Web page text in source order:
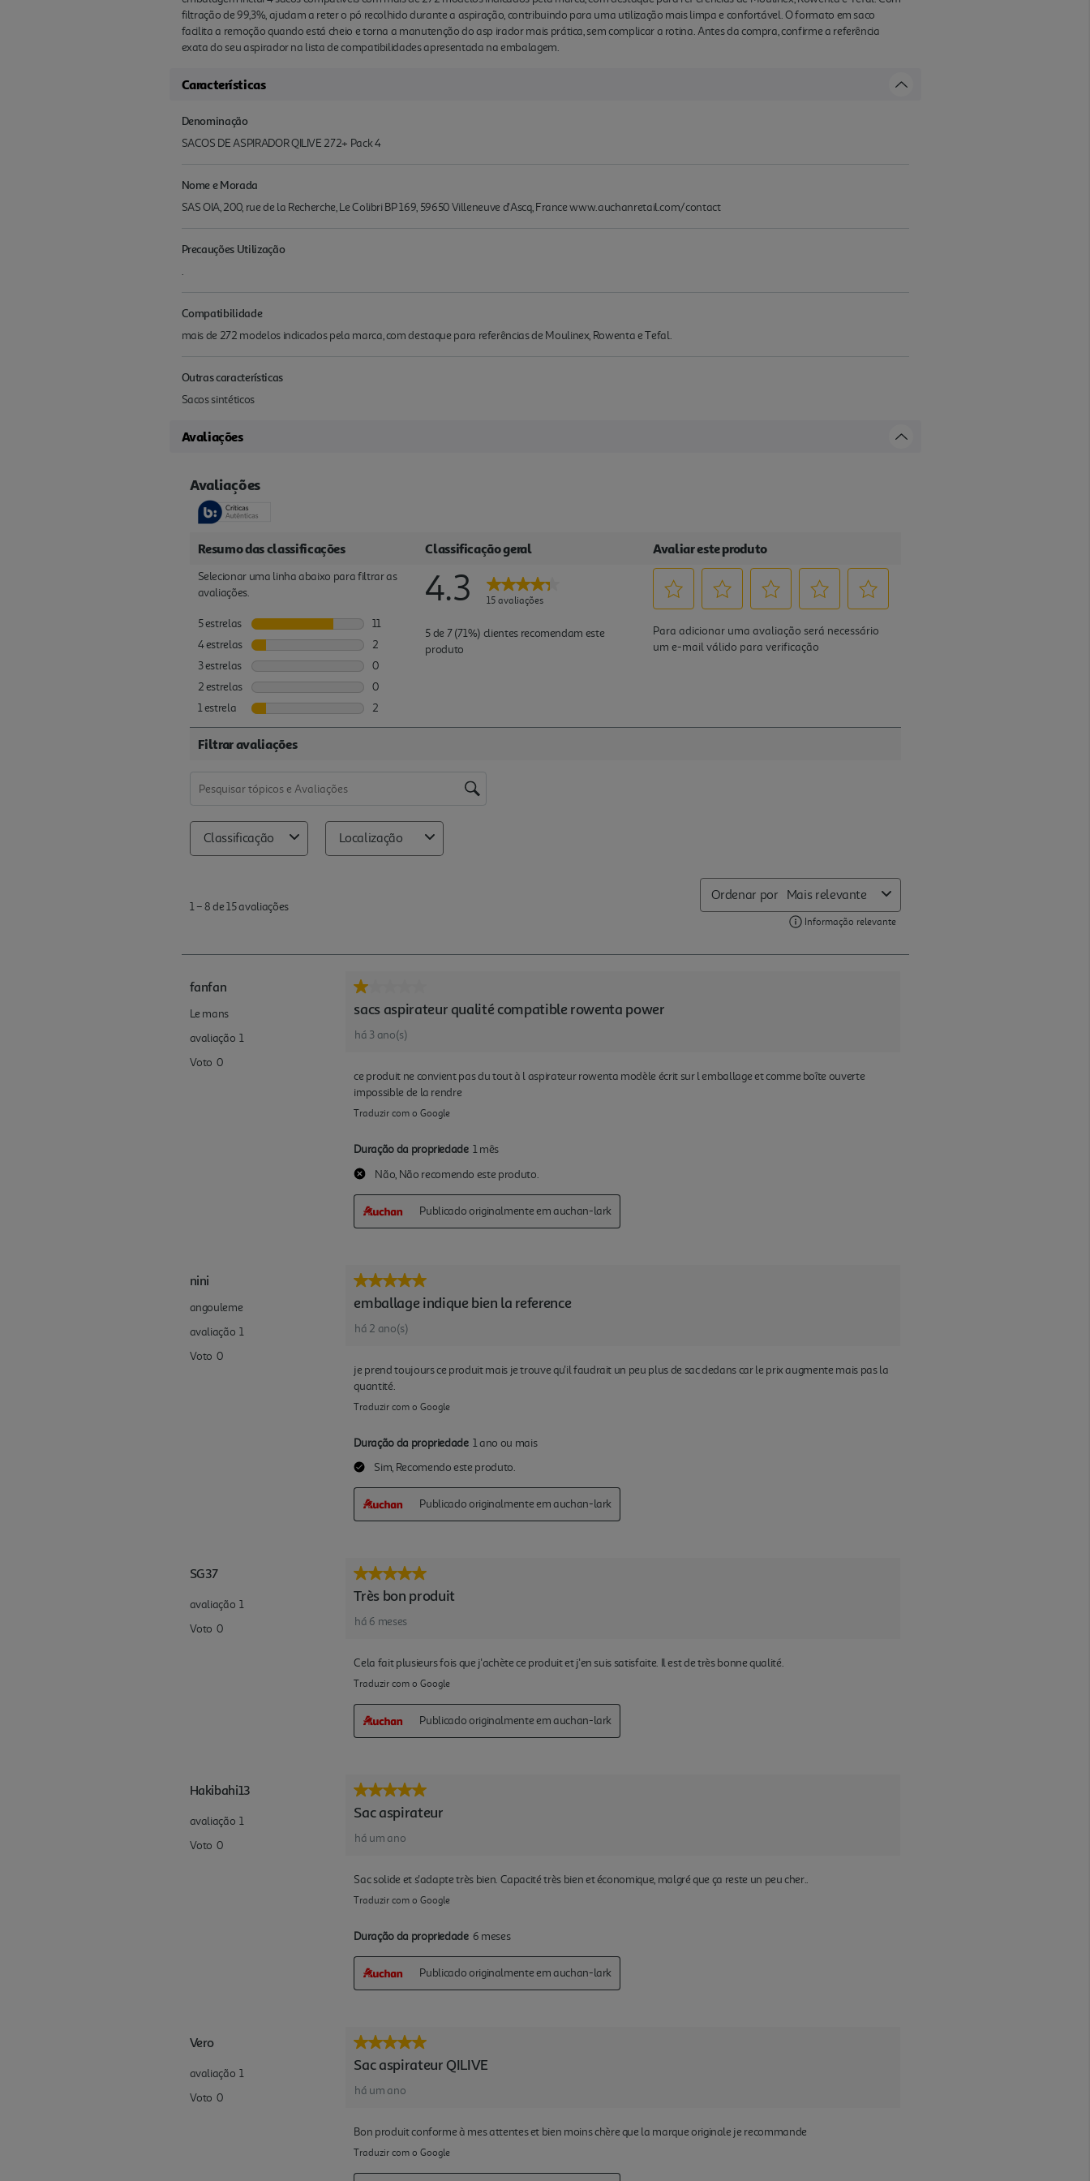
filtração de 99,3%, ajudam a reter o pó recolhido durante a aspiração, contribuindo para uma utilização mais limpa e confortável. O formato em saco
facilita a remoção quando está cheio e torna a manutenção do asp irador mais prática, sem complicar a rotina. Antes da compra, confirme a referência
exata do seu aspirador na lista de compatibilidades apresentada na embalagem.
Características
Denominação
SACOS DE ASPIRADOR QILIVE 272+ Pack 4
Nome e Morada
SAS OIA, 200, rue de la Recherche, Le Colibri BP 169, 59650 Villeneuve d'Ascq, France www.auchanretail.com/contact
Precauções Utilização
.
Compatibilidade
mais de 272 modelos indicados pela marca, com destaque para referências de Moulinex, Rowenta e Tefal.
Outras características
Sacos sintéticos
Avaliações